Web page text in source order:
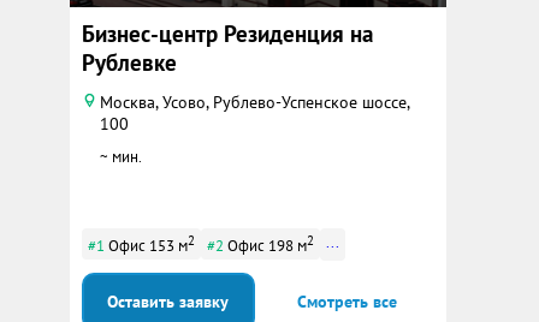
Бизнес-центр Резиденция на
Рублевке
Москва, Усово, Рублево-Успенское шоссе,
100
~ мин.
#1 Офис 153 м2 #2 Офис 198 м2 ...
Оставить заявку Смотреть все